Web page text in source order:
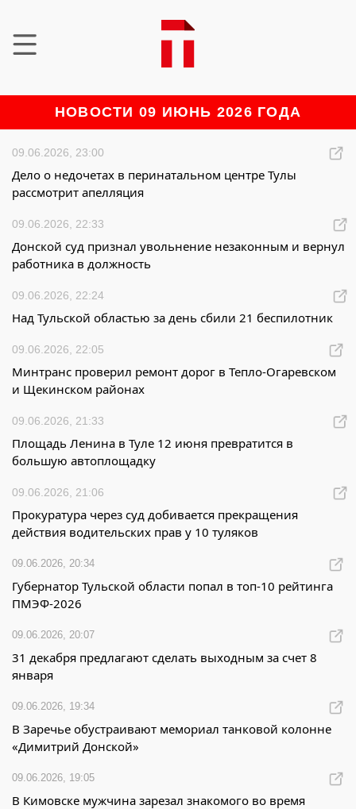
НОВОСТИ 09 ИЮНЬ 2026 ГОДА
09.06.2026, 23:00
Дело о недочетах в перинатальном центре Тулы
рассмотрит апелляция
09.06.2026, 22:33
Донской суд признал увольнение незаконным и вернул
работника в должность
09.06.2026, 22:24
Над Тульской областью за день сбили 21 беспилотник
09.06.2026, 22:05
Минтранс проверил ремонт дорог в Тепло-Огаревском
и Щекинском районах
09.06.2026, 21:33
Площадь Ленина в Туле 12 июня превратится в
большую автоплощадку
09.06.2026, 21:06
Прокуратура через суд добивается прекращения
действия водительских прав у 10 туляков
09.06.2026, 20:34
Губернатор Тульской области попал в топ-10 рейтинга
ПМЭФ-2026
09.06.2026, 20:07
31 декабря предлагают сделать выходным за счет 8
января
09.06.2026, 19:34
В Заречье обустраивают мемориал танковой колонне
«Димитрий Донской»
09.06.2026, 19:05
В Кимовске мужчина зарезал знакомого во время